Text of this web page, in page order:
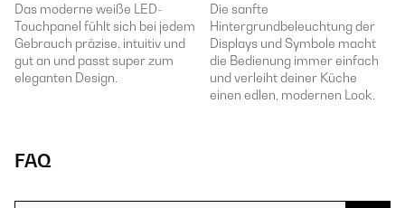
Das moderne weiße LED-
Touchpanel fühlt sich bei jedem
Gebrauch präzise, intuitiv und
gut an und passt super zum
eleganten Design.
Die sanfte
Hintergrundbeleuchtung der
Displays und Symbole macht
die Bedienung immer einfach
und verleiht deiner Küche
einen edlen, modernen Look.
FAQ